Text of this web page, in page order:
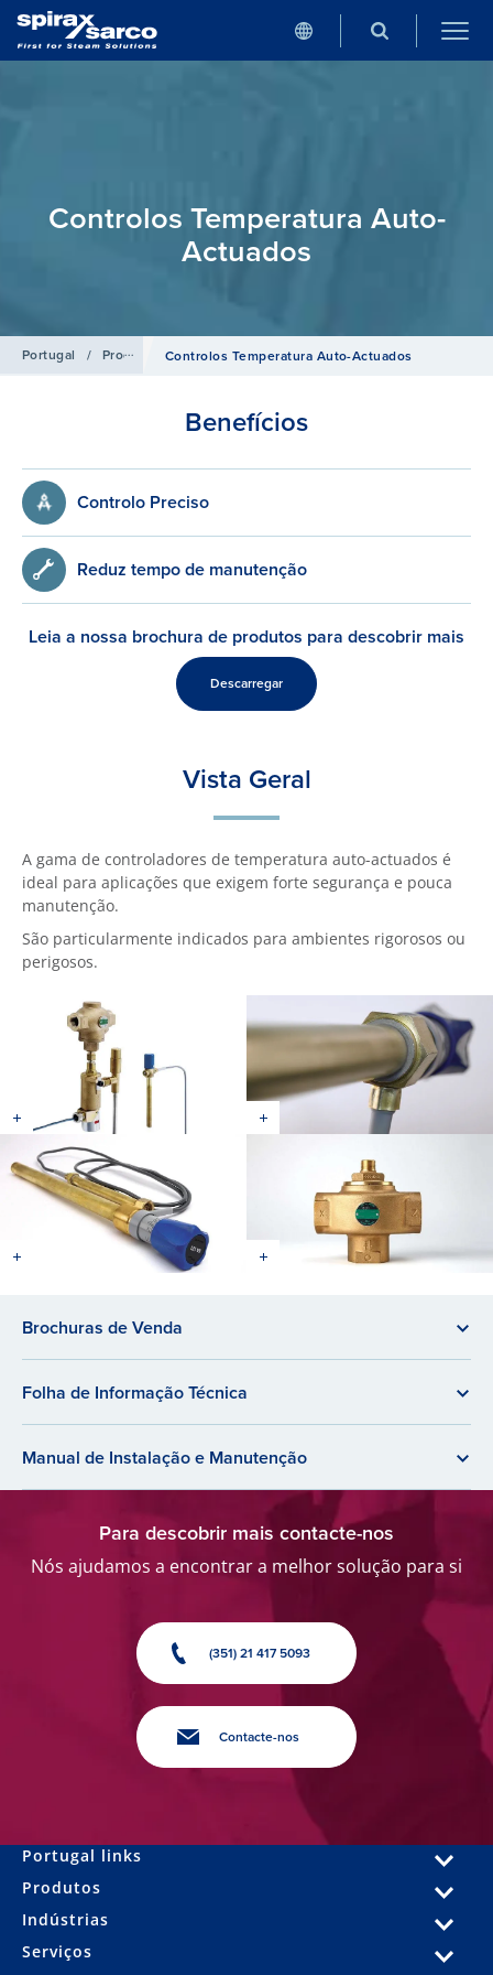
Controlos Temperatura Auto-
Actuados
Portugal / Produtos / Sistemas de Controlo
Controlos Temperatura Auto-Actuados
Benefícios
Controlo Preciso
Reduz tempo de manutenção
Leia a nossa brochura de produtos para descobrir mais
Descarregar
Vista Geral
A gama de controladores de temperatura auto-actuados é
ideal para aplicações que exigem forte segurança e pouca
manutenção.
São particularmente indicados para ambientes rigorosos ou
perigosos.
Brochuras de Venda
Folha de Informação Técnica
Manual de Instalação e Manutenção
Para descobrir mais contacte-nos
Nós ajudamos a encontrar a melhor solução para si
(351) 21 417 5093
Contacte-nos
Portugal links
Produtos
Indústrias
Serviços